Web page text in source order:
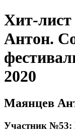
Хит-
Антон.
2020
Маянцев
Участник №53: